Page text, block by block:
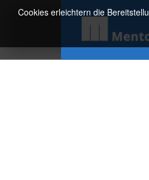
Cookies erleichtern die